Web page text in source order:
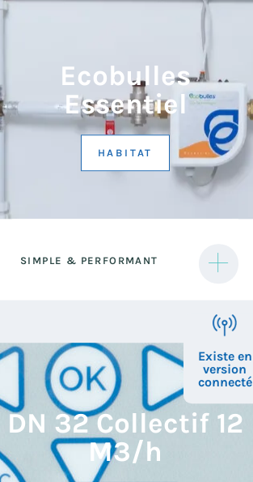
Ecobulles
Essentiel
HABITAT
SIMPLE & PERFORMANT
conception robuste qui garantit une
DN 32 Collectif 12
M3/h
Existe en
version
connecté